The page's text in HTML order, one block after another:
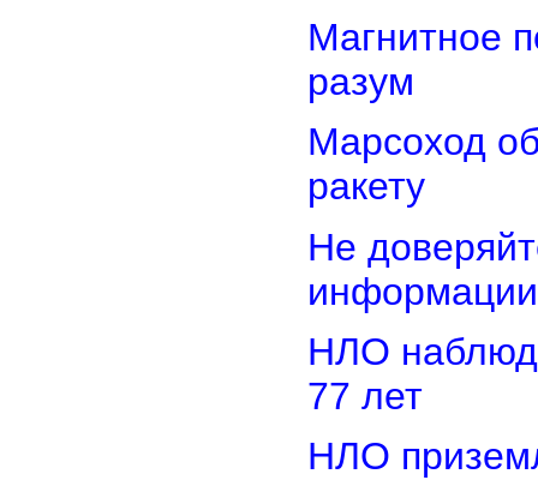
Магнитное
разум
Марсоход
ракету
Не
информации
НЛО
77 лет
НЛО